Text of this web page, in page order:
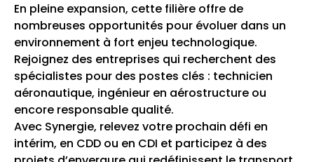
En pleine expansion, cette filière offre de
nombreuses opportunités pour évoluer dans un
environnement à fort enjeu technologique.
Rejoignez des entreprises qui recherchent des
spécialistes pour des postes clés : technicien
aéronautique, ingénieur en aérostructure ou
encore responsable qualité.
Avec Synergie, relevez votre prochain défi en
intérim, en CDD ou en CDI et participez à des